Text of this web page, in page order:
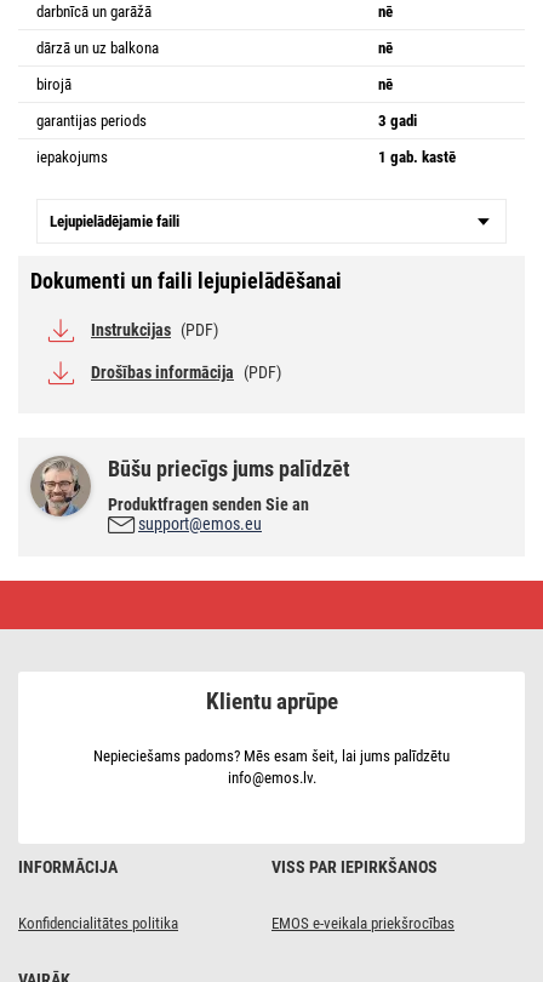
darbnīcā un garāžā
nē
dārzā un uz balkona
nē
birojā
nē
garantijas periods
3 gadi
iepakojums
1 gab. kastē
Lejupielādējamie faili
Dokumenti un faili lejupielādēšanai
Instrukcijas (PDF)
Drošības informācija (PDF)
Būšu priecīgs jums palīdzēt
Produktfragen senden Sie an
support@emos.eu
DIONI
INFORMĀCIJA
Konfidencialitātes politika
VISS PAR IEPIRKŠANOS
EMOS e-veikala priekšrocības
Klientu aprūpe
Nepieciešams padoms? Mēs esam šeit, lai jums palīdzētu
info@emos.lv.